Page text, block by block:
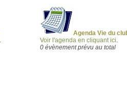
Agenda Vie du
.
Voir l'agenda en cliquant ici.
0 évènement prévu au total